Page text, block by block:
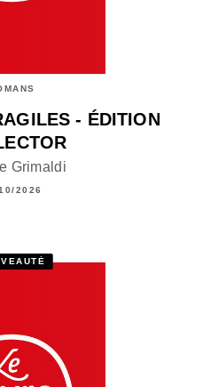
- ÉDITION
Grimaldi
2026